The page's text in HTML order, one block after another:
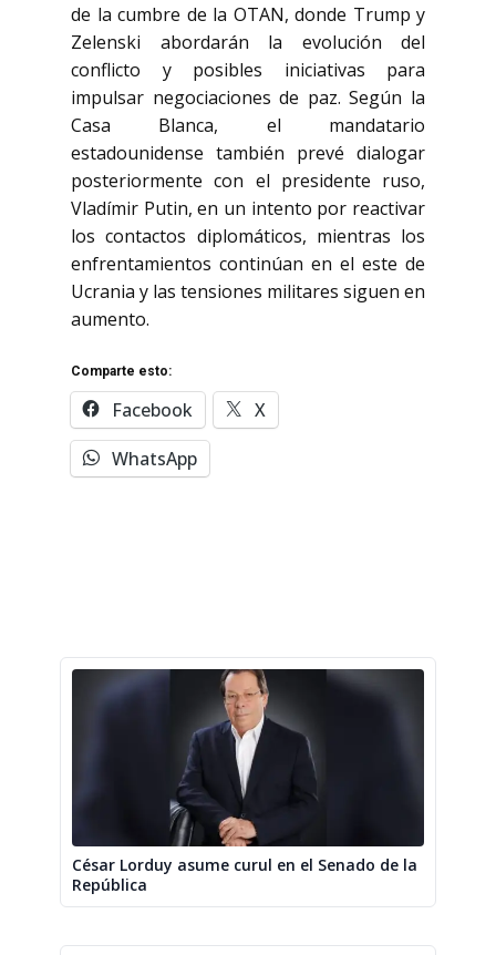
de la cumbre de la OTAN, donde Trump y
Zelenski abordarán la evolución del
conflicto y posibles iniciativas para
impulsar negociaciones de paz. Según la
Casa Blanca, el mandatario
estadounidense también prevé dialogar
posteriormente con el presidente ruso,
Vladímir Putin, en un intento por reactivar
los contactos diplomáticos, mientras los
enfrentamientos continúan en el este de
Ucrania y las tensiones militares siguen en
aumento.
Comparte esto:
Facebook
X
WhatsApp
César Lorduy asume curul en el Senado de la
República